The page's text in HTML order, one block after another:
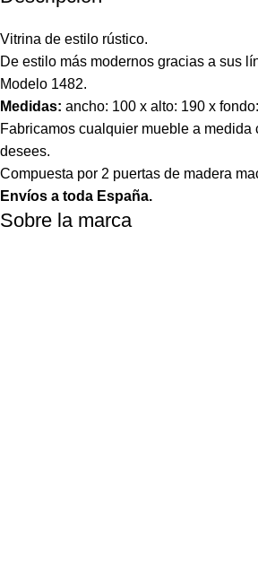
Vitrina de estilo rústico.
De estilo más modernos gracias a sus
Modelo 1482.
Medidas: ancho: 100 x alto: 190 x
Fabricamos cualquier mueble a medida
desees.
Compuesta por 2 puertas de madera
Envíos a toda España.
Sobre la marca